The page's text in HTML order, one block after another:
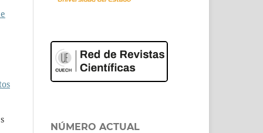
NÚMERO ACTUAL